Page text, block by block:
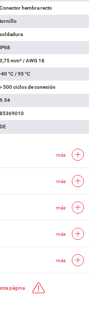
Conector hembra recto
tornillo
soldadura
IP68
0,75 mm² / AWG 18
-40 °C / 95 °C
> 500 ciclos de conexión
9.54
85369010
DE
más
más
más
más
más
página